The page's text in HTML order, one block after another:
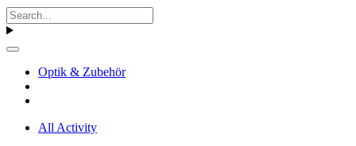
Optik & Zubehör
All Activity